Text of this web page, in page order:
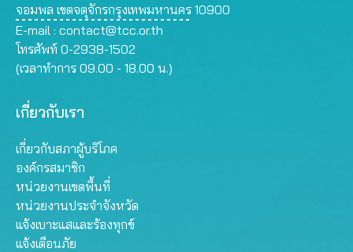
จอมพล เขตจตุจักรกรุงเทพมหานคร 10900
E-mail : contact@tcc.or.th
โทรศัพท์ 0-2938-1502
(เวลาทำการ 09.00 - 18.00 น.)
เกี่ยวกับเรา
เกี่ยวกับสภาผู้บริโภค
องค์กรสมาชิก
หน่วยงานเขตพื้นที่
หน่วยงานประจำจังหวัด
แจ้งเบาะแสและร้องทุกข์
แจ้งเตือนภัย